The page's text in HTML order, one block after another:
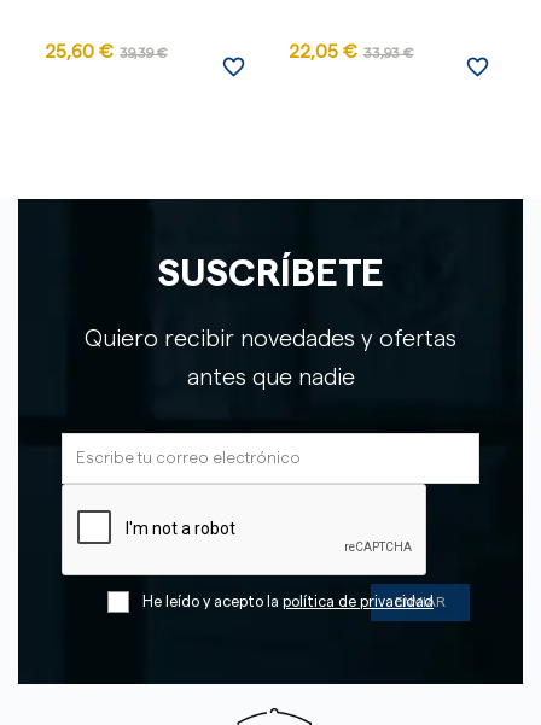
25,60 € 39,39 €
favorite_border
22,05 € 33,93 €
favorite_border
SUSCRÍBETE
Quiero recibir novedades y ofertas
antes que nadie
He leído y acepto la política de privacidad